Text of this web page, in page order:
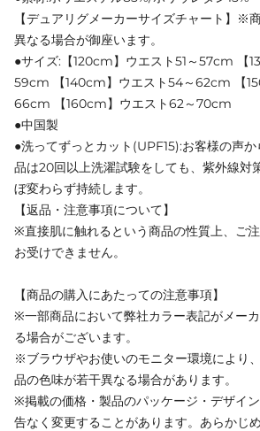
【デュアリグメーカーサイズチャート】※
異なる場合が御座います。
●サイズ:【120cm】ウエスト51～57cm 【
59cm 【140cm】ウエスト54～62cm 【
66cm 【160cm】ウエスト62～70cm
●中国製
●洗ってずっとカット(UPF15):お客様の声
品は20回以上洗濯試験をしても、紫外線対
ぼ変わらず持続します。
【返品・注意事項について】
※直接肌に触れるという商品の性質上、ご
お受けできません。
【商品の購入にあたっての注意事項】
※一部商品において弊社カラー表記がメー
る場合がございます。
※ブラウザやお使いのモニター環境により
品の色味が若干異なる場合があります。
※掲載の価格・製品のパッケージ・デザイ
告なく変更することがあります。あらかじ